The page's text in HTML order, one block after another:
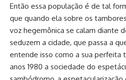
Então essa população é de tal
que quando ela sobre os
voz hegemônica se calam diante
seduzem a cidade, que passa a
entende isso como a sua perfeita
anos 1980 a sociedade do